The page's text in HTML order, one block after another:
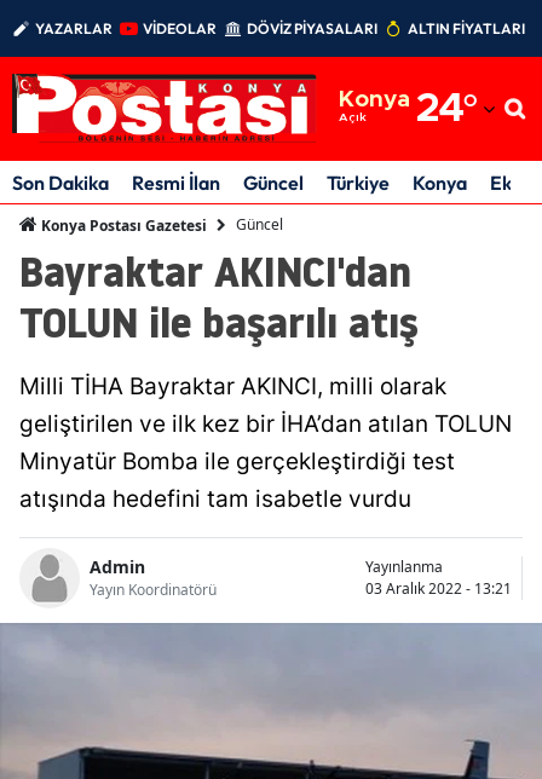
YAZARLAR VİDEOLAR DÖVİZ PİYASALARI ALTIN FİYATLARI
Konya
Açık 24°
Adıyaman
Afyonkarahisar
Amasya
Ankara
Artvin
Aydın
Bilecik
Bingöl
Bolu
Burdur
Son Dakika Resmi İlan Güncel Türkiye Konya
Konya Postası Gazetesi Güncel
Bayraktar AKINCI'dan
TOLUN ile başarılı atış
Milli TİHA Bayraktar AKINCI, milli olarak
geliştirilen ve ilk kez bir İHA’dan atılan TOLUN
Minyatür Bomba ile gerçekleştirdiği test
atışında hedefini tam isabetle vurdu
Admin
Yayın Koordinatörü
Yayınlanma
03 Aralık 2022 - 13:21